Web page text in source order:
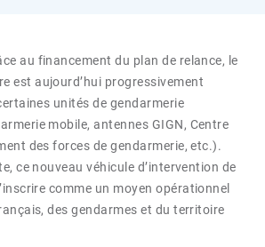
au financement du plan de relance, le
est aujourd’hui progressivement
unités de gendarmerie
mobile, antennes GIGN, Centre
des forces de gendarmerie, etc.).
ce nouveau véhicule d’intervention de
comme un moyen opérationnel
des gendarmes et du territoire